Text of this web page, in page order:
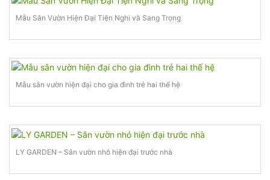
Mẫu Sân Vườn Hiện Đại Tiện Nghi và Sang Trọng
Mẫu sân vườn hiện đại cho gia đình trẻ hai thế hệ
LY GARDEN – Sân vườn nhỏ hiện đại trước nhà